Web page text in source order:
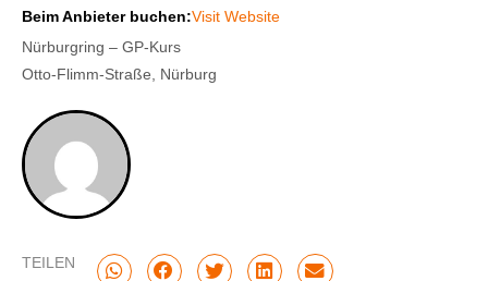
Beim Anbieter buchen:Visit Website
Nürburgring – GP-Kurs
Otto-Flimm-Straße, Nürburg
TEILEN